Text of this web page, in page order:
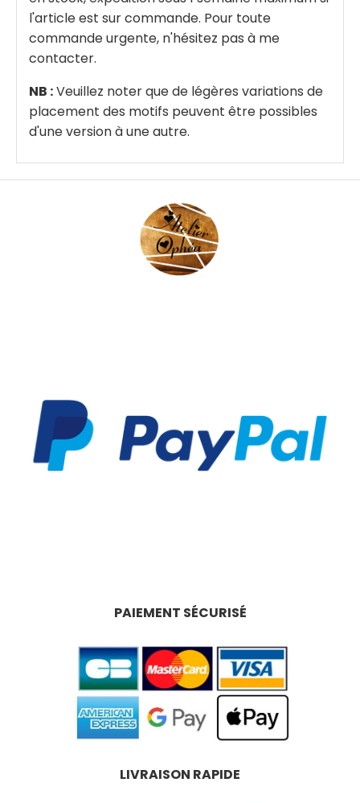
l'article est sur commande. Pour toute
commande urgente, n'hésitez pas à me
contacter.
NB :Veuillez noter que de légères variations de
placement des motifs peuvent être possibles
d'une version à une autre.
PAIEMENT SÉCURISÉ
LIVRAISON RAPIDE